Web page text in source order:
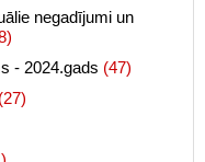
negadījumi un
- 2024.gads (47)
(27)